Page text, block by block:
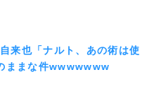
来也「ナルト、あの術は使
ままな件wwwwwww